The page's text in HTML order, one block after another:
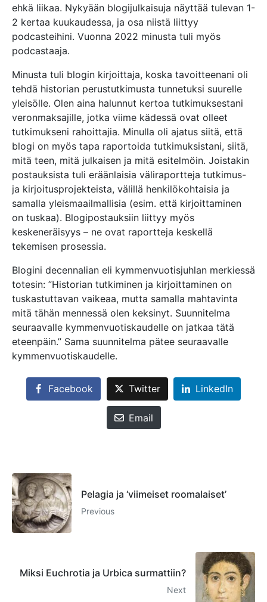
ehkä liikaa. Nykyään blogijulkaisuja näyttää tulevan 1-
2 kertaa kuukaudessa, ja osa niistä liittyy
podcasteihini. Vuonna 2022 minusta tuli myös
podcastaaja.
Minusta tuli blogin kirjoittaja, koska tavoitteenani oli
tehdä historian perustutkimusta tunnetuksi suurelle
yleisölle. Olen aina halunnut kertoa tutkimuksestani
veronmaksajille, jotka viime kädessä ovat olleet
tutkimukseni rahoittajia. Minulla oli ajatus siitä, että
blogi on myös tapa raportoida tutkimuksistani, siitä,
mitä teen, mitä julkaisen ja mitä esitelmöin. Joistakin
postauksista tuli eräänlaisia väliraportteja tutkimus-
ja kirjoitusprojekteista, välillä henkilökohtaisia ja
samalla yleismaailmallisia (esim. että kirjoittaminen
on tuskaa). Blogipostauksiin liittyy myös
keskeneräisyys – ne ovat raportteja keskellä
tekemisen prosessia.
Blogini decennalian eli kymmenvuotisjuhlan merkiessä
totesin: ”Historian tutkiminen ja kirjoittaminen on
tuskastuttavan vaikeaa, mutta samalla mahtavinta
mitä tähän mennessä olen keksinyt. Suunnitelma
seuraavalle kymmenvuotiskaudelle on jatkaa tätä
eteenpäin.” Sama suunnitelma pätee seuraavalle
kymmenvuotiskaudelle.
Facebook Twitter LinkedIn
Email
Pelagia ja ‘viimeiset roomalaiset’
Previous
Miksi Euchrotia ja Urbica surmattiin?
Next